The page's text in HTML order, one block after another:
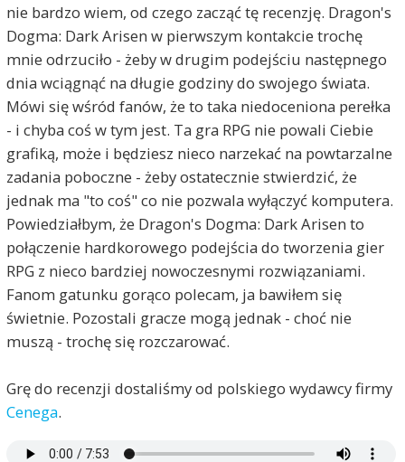
nie bardzo wiem, od czego zacząć tę recenzję. Dragon's
Dogma: Dark Arisen w pierwszym kontakcie trochę
mnie odrzuciło - żeby w drugim podejściu następnego
dnia wciągnąć na długie godziny do swojego świata.
Mówi się wśród fanów, że to taka niedoceniona perełka
- i chyba coś w tym jest. Ta gra RPG nie powali Ciebie
grafiką, może i będziesz nieco narzekać na powtarzalne
zadania poboczne - żeby ostatecznie stwierdzić, że
jednak ma "to coś" co nie pozwala wyłączyć komputera.
Powiedziałbym, że Dragon's Dogma: Dark Arisen to
połączenie hardkorowego podejścia do tworzenia gier
RPG z nieco bardziej nowoczesnymi rozwiązaniami.
Fanom gatunku gorąco polecam, ja bawiłem się
świetnie. Pozostali gracze mogą jednak - choć nie
muszą - trochę się rozczarować.
Grę do recenzji dostaliśmy od polskiego wydawcy firmy
Cenega.